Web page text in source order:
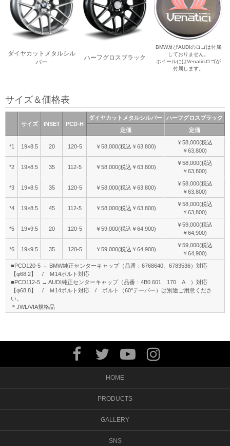
ダイヤカットメタルシル
バー
ハーフグロスブラック
BMW及びAUDIのロゴは付属
しておりません。
ホイールにはVenaticiロゴが
付属します。
サイズ＆価格表
サイズ INSET PCD-H
ダイヤカットメタルシルバー
ハーフグロスブラック
定価
定価
*1 19×8.5 20 120-5 ￥58,000(税込￥63,800)
￥58,000(税込
￥63,800)
*2 19×8.5 35 112-5 ￥58,000(税込￥63,800)
￥58,000(税込
￥63,800)
*3 19×8.5 35 120-5 ￥58,000(税込￥63,800)
￥58,000(税込
￥63,800)
*4 19×8.5 45 112-5 ￥58,000(税込￥63,800)
￥58,000(税込
￥63,800)
*5 19×9.5 20 120-5 ￥59,000(税込￥64,900)
￥59,000(税込
￥64,900)
*6 19×9.5 35 120-5 ￥59,000(税込￥64,900)
￥59,000(税込
￥64,900)
■PCD120-5 → BMW純正センターキャップ（品番：6768640、6783536）対応
【φ68.2】 / Ｍ14ボルト対応
■PCD112-5 → AUDI純正センターキャップ（品番：4B0 601 170 A ）対応
【φ68.8】 / Ｍ14ボルト対応 / ボルト（60°テーパー）は別途ご用意くださ
い。
＊JWL/VIA規格品
HOME
PRODUCTS
GALLERY
SNS